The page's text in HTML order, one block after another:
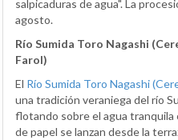
salpicaduras de agua". La
agosto.
Río Sumida Toro Nagashi
Farol)
El Río Sumida Toro Nagashi
una tradición veraniega del río
flotando sobre el agua tranquila
de papel se lanzan desde la